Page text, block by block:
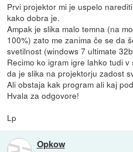
Prvi projektor mi je uspelo
kako dobra je.
Ampak je slika malo temna (na
100%) zato me zanima če se da
svetilnost (windows 7 ultimate
Recimo ko igram igre lahko tudi
da je slika na projektorju zadost
Ali obstaja kak program ali kaj
Hvala za odgovore!
Lp
Opkow